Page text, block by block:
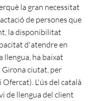
la gran necessitat
de persones que
la disponibilitat
d'atendre en
llengua, ha baixat
Girona ciutat, per
L'ús del català
de llengua del client